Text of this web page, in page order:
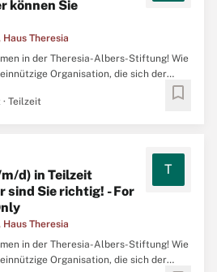
können Sie
Theresia
in der Theresia-Albers-Stiftung! Wie
Organisation, die sich der
sich bewerben Vergewissern Sie
Teilzeit bookmark
d) in Teilzeit
sind Sie richtig! - For
Theresia
T
in der Theresia-Albers-Stiftung! Wie
Organisation, die sich der